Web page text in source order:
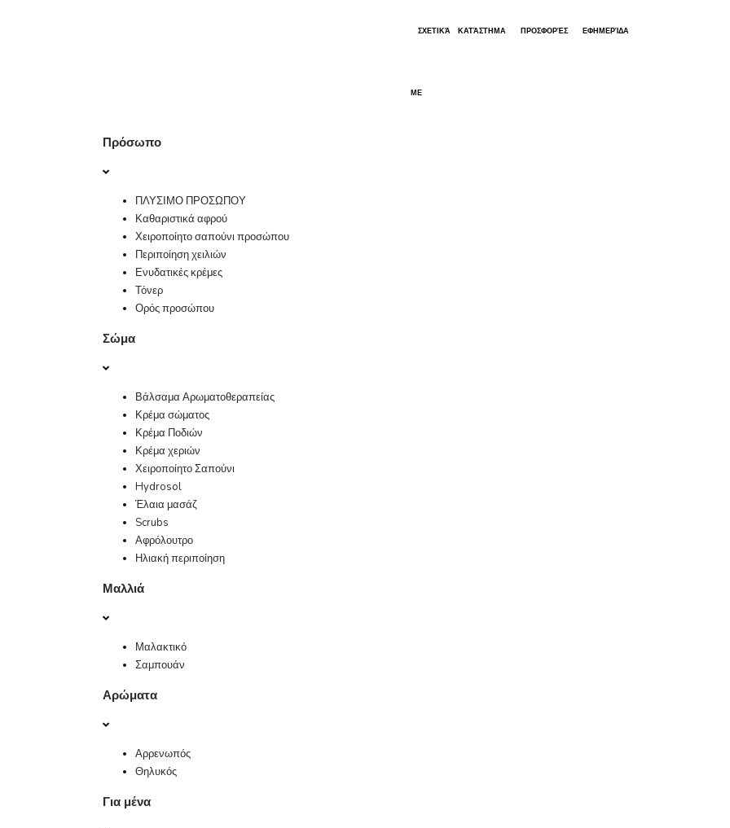
ΣΧΕΤΙΚΆ
ΜΕ
ΚΑΤΆΣΤΗΜΑ ΠΡΟΣΦΟΡΈΣ ΕΦΗΜΕΡΊΔΑ
Πρόσωπο
ΠΛΥΣΙΜΟ ΠΡΟΣΩΠΟΥ
Καθαριστικά αφρού
Χειροποίητο σαπούνι προσώπου
Περιποίηση χειλιών
Ενυδατικές κρέμες
Τόνερ
Ορός προσώπου
Σώμα
Βάλσαμα Αρωματοθεραπείας
Κρέμα σώματος
Κρέμα Ποδιών
Κρέμα χεριών
Χειροποίητο Σαπούνι
Hydrosol
Έλαια μασάζ
Scrubs
Αφρόλουτρο
Ηλιακή περιποίηση
Μαλλιά
Μαλακτικό
Σαμπουάν
Αρώματα
Αρρενωπός
Θηλυκός
Για μένα